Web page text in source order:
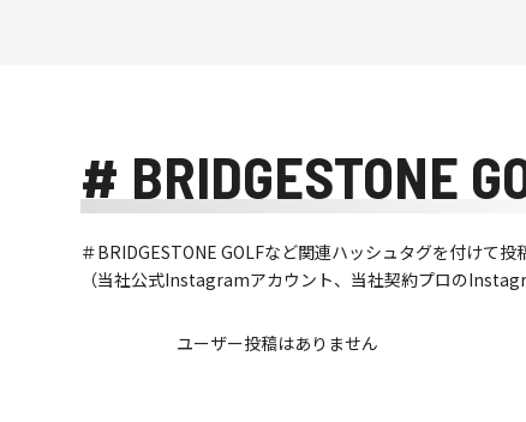
# BRIDGESTONE
＃BRIDGESTONE GOLFなど関連ハッシュタグを付けて
（当社公式Instagramアカウント、当社契約プロの
ユーザー投稿はありません